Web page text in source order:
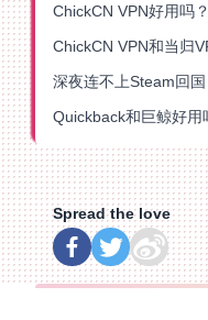
深夜连不上Steam回
Spread the love